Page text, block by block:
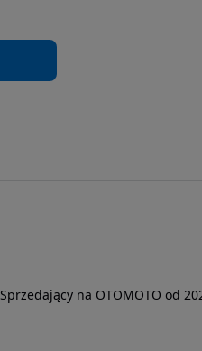
Sprzedający na OTOMOTO od